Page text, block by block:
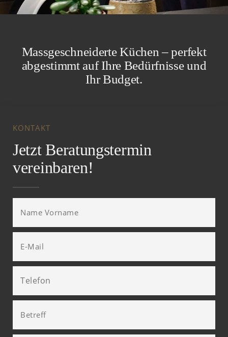
Massgeschneiderte Küchen – perfekt
abgestimmt auf Ihre Bedürfnisse und
Ihr Budget.
KONTAKT
Jetzt Beratungstermin
vereinbaren!